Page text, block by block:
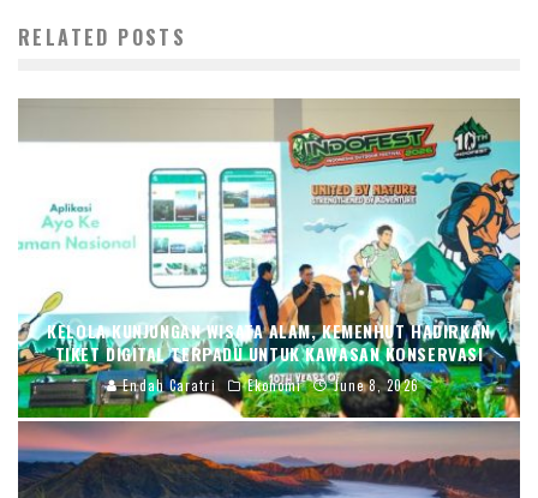
RELATED POSTS
KELOLA KUNJUNGAN WISATA ALAM, KEMENHUT HADIRKAN
TIKET DIGITAL TERPADU UNTUK KAWASAN KONSERVASI
Endah Caratri Ekonomi June 8, 2026